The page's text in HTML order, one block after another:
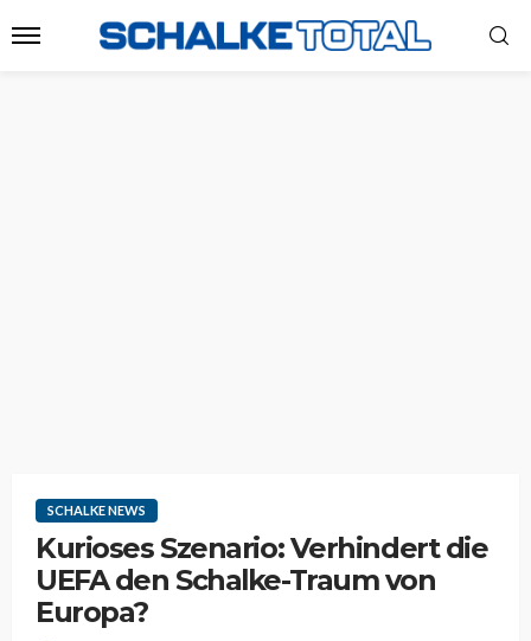
SCHALKE NEWS
Kurioses Szenario: Verhindert die
UEFA den Schalke-Traum von
Europa?